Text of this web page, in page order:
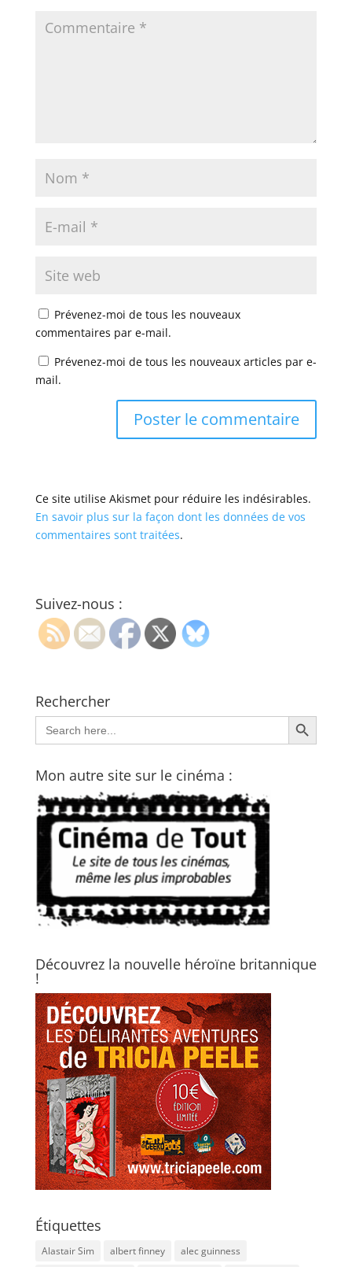
Prévenez-moi de tous les nouveaux
commentaires par e-mail.
Prévenez-moi de tous les nouveaux articles par e-
mail.
Ce site utilise Akismet pour réduire les indésirables.
En savoir plus sur la façon dont les données de vos
commentaires sont traitées.
Suivez-nous :
Rechercher
Search
for:
Search Button
Mon autre site sur le cinéma :
Découvrez la nouvelle héroïne britannique
!
Étiquettes
Alastair Sim albert finney
alec guinness